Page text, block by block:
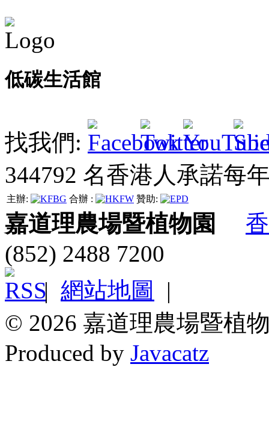
低碳生活館
找我們:
344792 名香港人承諾每
主辦: 合辦 : 贊助:
嘉道理農場暨植物園
(852) 2488 7200
| 網站地圖
|
© 2026 嘉道理農場暨植
Produced by Javacatz